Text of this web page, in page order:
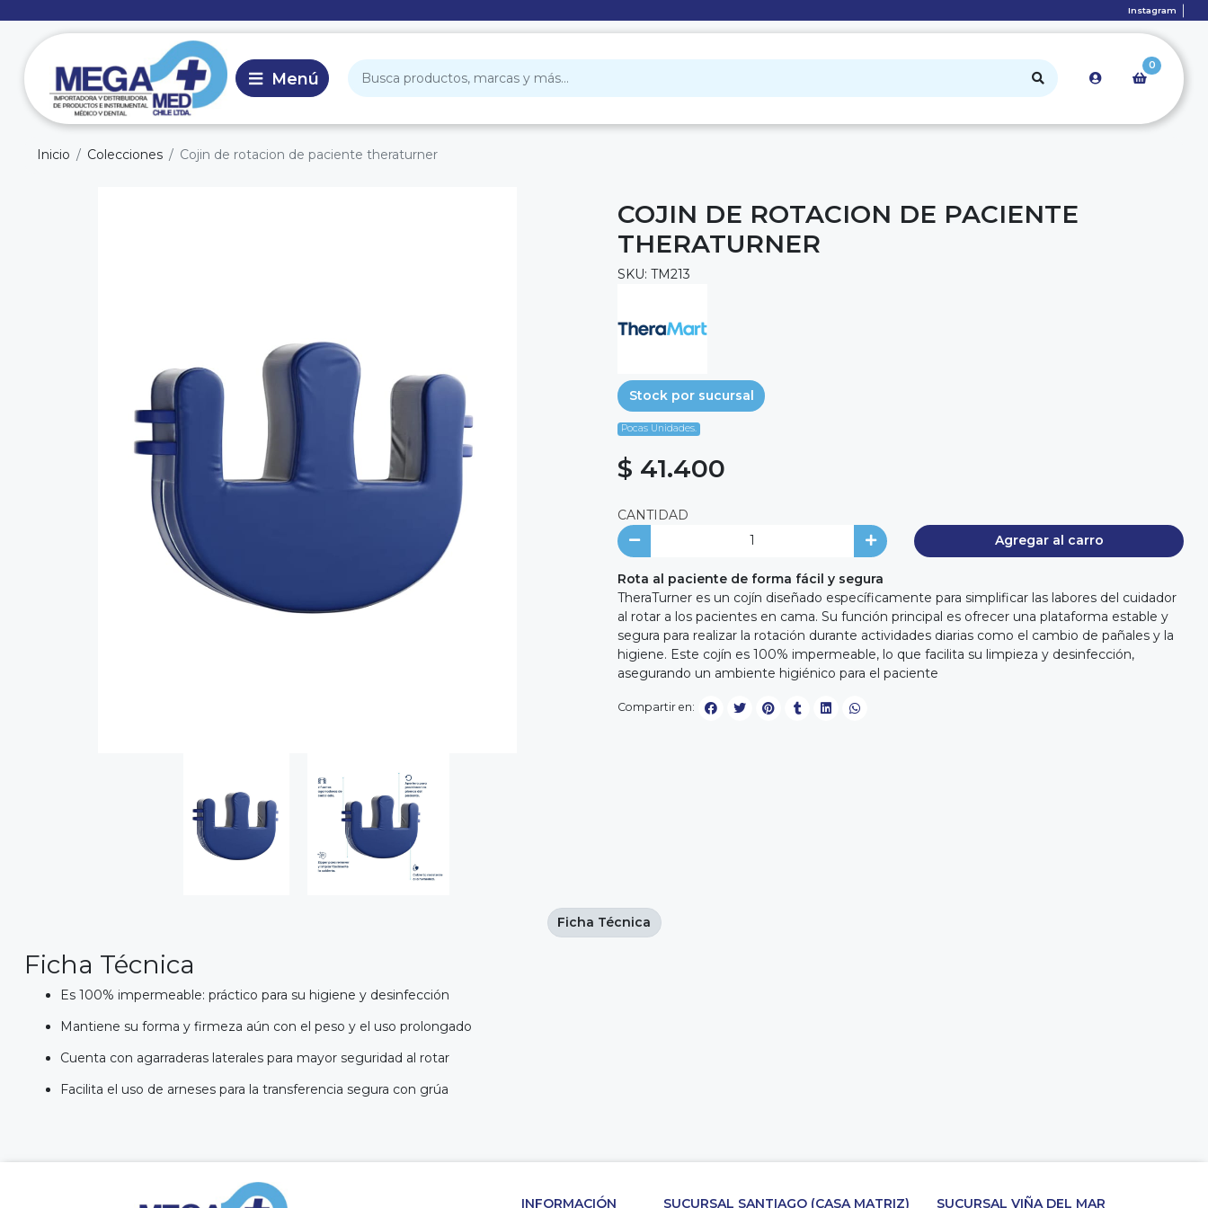
Instagram
0
Inicio Colecciones Cojin de rotacion de paciente theraturner
COJIN DE ROTACION DE PACIENTE
THERATURNER
SKU: TM213
Stock por sucursal
Pocas Unidades.
$ 41.400
CANTIDAD
Agregar al carro
Rota al paciente de forma fácil y segura
TheraTurner es un cojín diseñado específicamente para simplificar las labores del cuidador
al rotar a los pacientes en cama. Su función principal es ofrecer una plataforma estable y
segura para realizar la rotación durante actividades diarias como el cambio de pañales y la
higiene. Este cojín es 100% impermeable, lo que facilita su limpieza y desinfección,
asegurando un ambiente higiénico para el paciente
Compartir en:
Ficha Técnica
Es 100% impermeable: práctico para su higiene y desinfección
Mantiene su forma y firmeza aún con el peso y el uso prolongado
Cuenta con agarraderas laterales para mayor seguridad al rotar
Facilita el uso de arneses para la transferencia segura con grúa
Ficha Técnica
INFORMACIÓN SUCURSAL SANTIAGO (CASA MATRIZ) SUCURSAL VIÑA DEL MAR